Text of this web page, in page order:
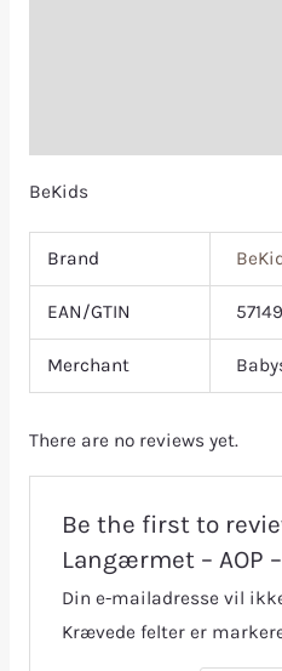
BeKids
Brand
EAN/GTIN
Merchant
There are no reviews yet.
Be the first to
Langærmet – AOP
Din e-mailadresse vil
Krævede felter er